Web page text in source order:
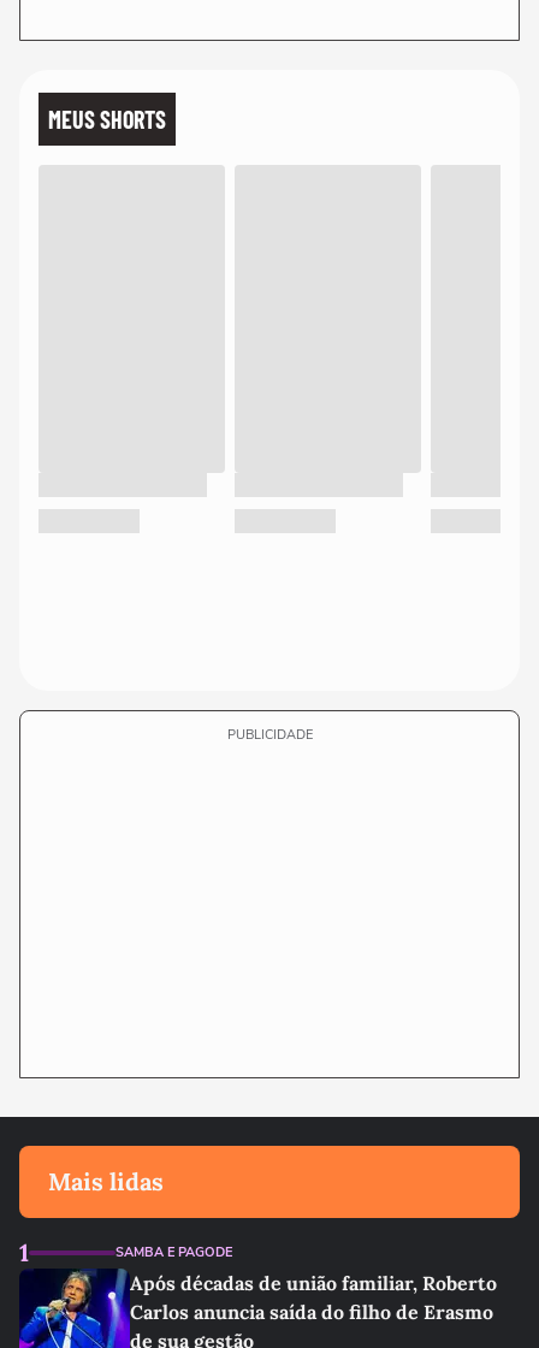
MEUS SHORTS
PUBLICIDADE
Mais lidas
1 SAMBA E PAGODE
Após décadas de união familiar, Roberto
Carlos anuncia saída do filho de Erasmo
de sua gestão